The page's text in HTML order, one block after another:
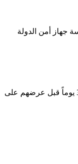
جهاز أمن الدولة
ويتفوق القانون على تطبيق قانون الإجراءات الجنائية ويمكّن جهاز الأمن الدولة من احتجاز الأفراد بمعزل عن العالم الخارجي لمدة تصل إلى 60 يوماً، والتي يمكن تجديدها لفترة أخرى من 30 يوماً قبل عرضهم على